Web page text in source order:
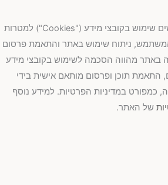
לידיעתך, באתר זה אנו עושים שימוש בקובצי מידע ("Cookies") למטרות
המשתמש, ניתוח שימוש באתר והתאמת פרסום
באתר מהווה הסכמה לשימוש בקובצי מידע
התאמת תוכן ופרסום מותאם אישית בידי
כמפורט במדיניות הפרטיות. למידע נוסף
של האתר.